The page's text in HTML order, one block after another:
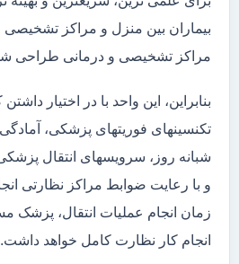
بیماران بین منزل و مراکز تشخیصی
مراکز تشخیصی و درمانی طراحی
بنابراین، این واحد با در اختیار
تکنسینهای فوریتهای پزشکی،
شبانه روز، سرویسهای انتقال
و با رعایت ضوابط مراکز نظارتی
زمان انجام عملیات انتقال،
انجام کار نظارت کامل خواهد داشت.